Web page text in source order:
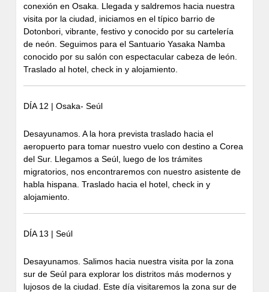
conexión en Osaka. Llegada y saldremos hacia nuestra
visita por la ciudad, iniciamos en el típico barrio de
Dotonbori, vibrante, festivo y conocido por su cartelería
de neón. Seguimos para el Santuario Yasaka Namba
conocido por su salón con espectacular cabeza de león.
Traslado al hotel, check in y alojamiento.
DÍA 12 | Osaka- Seúl
Desayunamos. A la hora prevista traslado hacia el
aeropuerto para tomar nuestro vuelo con destino a Corea
del Sur. Llegamos a Seúl, luego de los trámites
migratorios, nos encontraremos con nuestro asistente de
habla hispana. Traslado hacia el hotel, check in y
alojamiento.
DÍA 13 | Seúl
Desayunamos. Salimos hacia nuestra visita por la zona
sur de Seúl para explorar los distritos más modernos y
lujosos de la ciudad. Este día visitaremos la zona sur de